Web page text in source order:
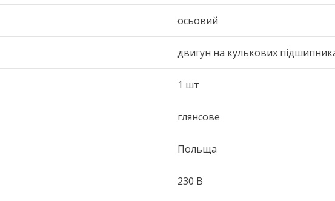
осьовий
двигун на кулькових
1 шт
глянсове
Польща
230 В